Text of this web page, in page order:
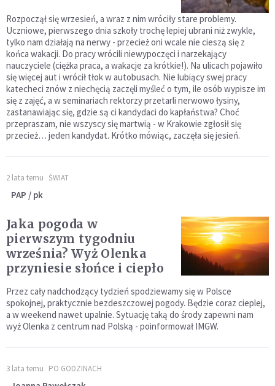
Rozpoczął się wrzesień, a wraz z nim wróciły stare problemy.
Uczniowe, pierwszego dnia szkoły trochę lepiej ubrani niż zwykle,
tylko nam działają na nerwy - przecież oni wcale nie cieszą się z
końca wakacji. Do pracy wrócili niewypoczęci i narzekający
nauczyciele (ciężka praca, a wakacje za krótkie!). Na ulicach pojawiło
się więcej aut i wrócił tłok w autobusach. Nie lubiący swej pracy
katecheci znów z niechęcią zaczęli myśleć o tym, ile osób wypisze im
się z zajęć, a w seminariach rektorzy przetarli nerwowo łysiny,
zastanawiając się, gdzie są ci kandydaci do kapłaństwa? Choć
przepraszam, nie wszyscy się martwią - w Krakowie zgłosił się
przecież… jeden kandydat. Krótko mówiąc, zaczęła się jesień.
2 lata temu ŚWIAT
PAP / pk
Jaka pogoda w
pierwszym tygodniu
września? Wyż Olenka
przyniesie słońce i ciepło
Przez cały nadchodzący tydzień spodziewamy się w Polsce
spokojnej, praktycznie bezdeszczowej pogody. Będzie coraz cieplej,
a w weekend nawet upalnie. Sytuację taką do środy zapewni nam
wyż Olenka z centrum nad Polską - poinformował IMGW.
3 lata temu PO GODZINACH